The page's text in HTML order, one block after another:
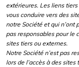
extérieures. Les liens
vous conduire vers des
notre Société et qui n’ont
pas responsables pour le
sites tiers ou externes.
Notre Société n’est pas
lors de l’accès à des